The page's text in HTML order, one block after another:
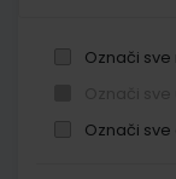
Označi
Označi